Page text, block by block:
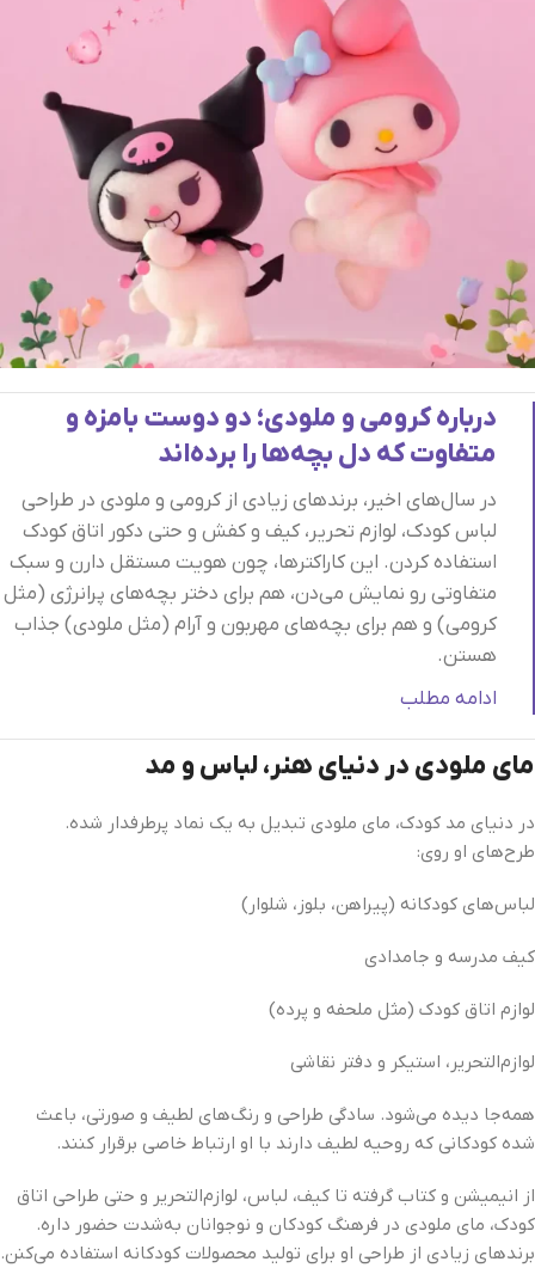
درباره کرومی و ملودی؛ دو دوست بامزه و
متفاوت که دل بچه‌ها را برده‌اند
در سال‌های اخیر، برندهای زیادی از کرومی و ملودی در طراحی
لباس کودک، لوازم تحریر، کیف و کفش و حتی دکور اتاق کودک
استفاده کردن. این کاراکترها، چون هویت مستقل دارن و سبک
متفاوتی رو نمایش می‌دن، هم برای دختر بچه‌های پرانرژی (مثل
کرومی) و هم برای بچه‌های مهربون و آرام (مثل ملودی) جذاب
هستن.
ادامه مطلب
مای ملودی در دنیای هنر، لباس و مد
در دنیای مد کودک، مای ملودی تبدیل به یک نماد پرطرفدار شده.
طرح‌های او روی:
لباس‌های کودکانه (پیراهن، بلوز، شلوار)
کیف مدرسه و جامدادی
لوازم اتاق کودک (مثل ملحفه و پرده)
لوازم‌التحریر، استیکر و دفتر نقاشی
همه‌جا دیده می‌شود. سادگی طراحی و رنگ‌های لطیف و صورتی، باعث
شده کودکانی که روحیه لطیف دارند با او ارتباط خاصی برقرار کنند.
از انیمیشن و کتاب گرفته تا کیف، لباس، لوازم‌التحریر و حتی طراحی اتاق
کودک، مای ملودی در فرهنگ کودکان و نوجوانان به‌شدت حضور داره.
برندهای زیادی از طراحی او برای تولید محصولات کودکانه استفاده می‌کنن.